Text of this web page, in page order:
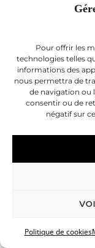
Pour offrir les
technologies telles
informations des
nous permettra de
de navigation ou
consentir ou de
négatif sur
Politique de cookies